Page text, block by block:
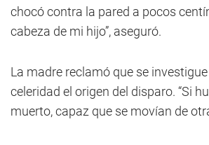
chocó contra la pared a pocos
cabeza de mi hijo”, aseguró.
La madre reclamó que se
celeridad el origen del disparo. “Si
muerto, capaz que se movían de